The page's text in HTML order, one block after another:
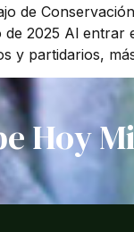
de
de 2025 Al entrar
y partidarios,
Hoy